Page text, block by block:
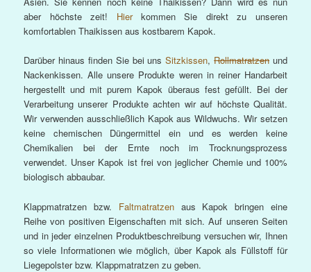
aber höchste zeit! Hierkommen Sie direkt zu unseren
komfortablen Thaikissen aus kostbarem Kapok.
Darüber hinaus finden Sie bei unsSitzkissen,Rollmatratzenund
Nackenkissen. Alle unsere Produkte weren in reiner Handarbeit
hergestellt und mit purem Kapok überaus fest gefüllt. Bei der
Verarbeitung unserer Produkte achten wir auf höchste Qualität.
Wir verwenden ausschließlich Kapok aus Wildwuchs. Wir setzen
keine chemischen Düngermittel ein und es werden keine
Chemikalien bei der Ernte noch im Trocknungsprozess
verwendet. Unser Kapok ist frei von jeglicher Chemie und 100%
biologisch abbaubar.
Klappmatratzen bzw. Faltmatratzenaus Kapok bringen eine
Reihe von positiven Eigenschaften mit sich. Auf unseren Seiten
und in jeder einzelnen Produktbeschreibung versuchen wir, Ihnen
so viele Informationen wie möglich, über Kapok als Füllstoff für
Liegepolster bzw. Klappmatratzen zu geben.